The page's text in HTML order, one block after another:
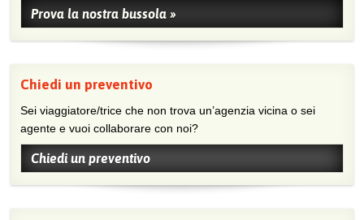
Prova la nostra bussola »
Chiedi un preventivo
Sei viaggiatore/trice che non trova un’agenzia vicina o sei
agente e vuoi collaborare con noi?
Chiedi un preventivo